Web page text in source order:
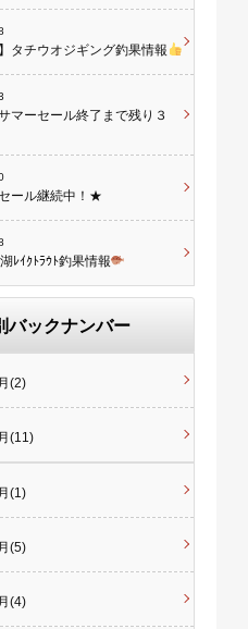
】タチウオジギング釣果情報
マーセール終了まで残り３
ール継続中！★
ﾚｲｸﾄﾗｳﾄ釣果情報
バックナンバー
(2)
(11)
(1)
(5)
(4)